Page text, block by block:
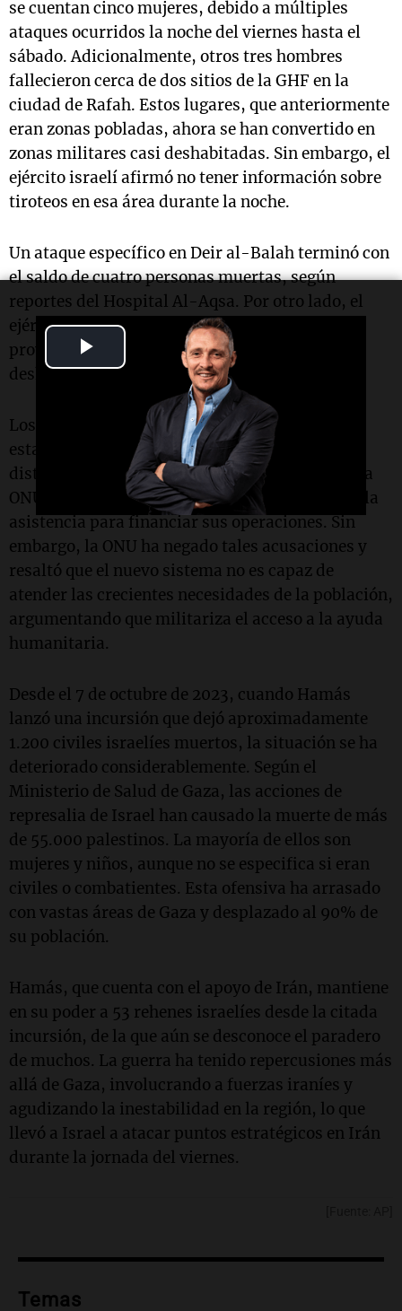
se cuentan cinco mujeres, debido a múltiples
ataques ocurridos la noche del viernes hasta el
sábado. Adicionalmente, otros tres hombres
fallecieron cerca de dos sitios de la GHF en la
ciudad de Rafah. Estos lugares, que anteriormente
eran zonas pobladas, ahora se han convertido en
zonas militares casi deshabitadas. Sin embargo, el
ejército israelí afirmó no tener información sobre
tiroteos en esa área durante la noche.
Un ataque específico en Deir al-Balah terminó con
el saldo de cuatro personas muertas, según
reportes del Hospital Al-Aqsa. Por otro lado, el
ejército israelí comunicó que dos proyectiles
provenientes de Gaza impactaron en áreas
deshabitadas, sin causar heridos.
Los gobiernos de Estados Unidos e Israel han
estado implementando un nuevo sistema de
distribución de ayuda que busca reemplazar a la
ONU, acusando a Hamás de desviar y revender la
asistencia para financiar sus operaciones. Sin
embargo, la ONU ha negado tales acusaciones y
resaltó que el nuevo sistema no es capaz de
atender las crecientes necesidades de la población,
argumentando que militariza el acceso a la ayuda
humanitaria.
Desde el 7 de octubre de 2023, cuando Hamás
lanzó una incursión que dejó aproximadamente
1.200 civiles israelíes muertos, la situación se ha
deteriorado considerablemente. Según el
Ministerio de Salud de Gaza, las acciones de
represalia de Israel han causado la muerte de más
de 55.000 palestinos. La mayoría de ellos son
mujeres y niños, aunque no se especifica si eran
civiles o combatientes. Esta ofensiva ha arrasado
con vastas áreas de Gaza y desplazado al 90% de
su población.
Hamás, que cuenta con el apoyo de Irán, mantiene
en su poder a 53 rehenes israelíes desde la citada
incursión, de la que aún se desconoce el paradero
de muchos. La guerra ha tenido repercusiones más
allá de Gaza, involucrando a fuerzas iraníes y
agudizando la inestabilidad en la región, lo que
llevó a Israel a atacar puntos estratégicos en Irán
durante la jornada del viernes.
Temas